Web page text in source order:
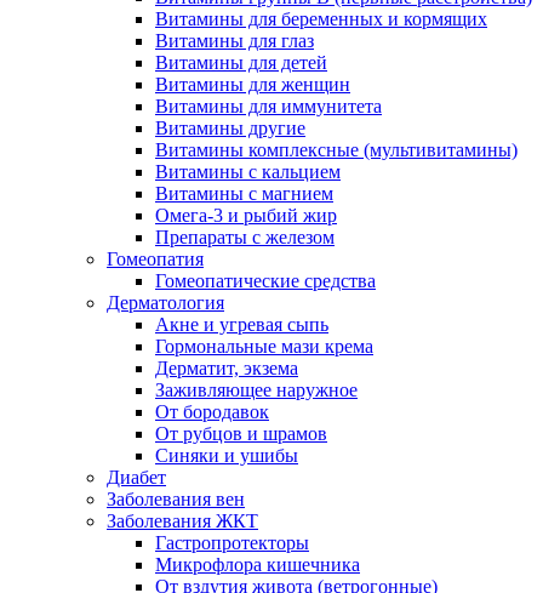
Витамины для беременных и кормящих
Витамины для глаз
Витамины для детей
Витамины для женщин
Витамины для иммунитета
Витамины другие
Витамины комплексные (мультивитамины)
Витамины с кальцием
Витамины с магнием
Омега-3 и рыбий жир
Препараты с железом
Гомеопатия
Гомеопатические средства
Дерматология
Акне и угревая сыпь
Гормональные мази крема
Дерматит, экзема
Заживляющее наружное
От бородавок
От рубцов и шрамов
Синяки и ушибы
Диабет
Заболевания вен
Заболевания ЖКТ
Гастропротекторы
Микрофлора кишечника
От вздутия живота (ветрогонные)